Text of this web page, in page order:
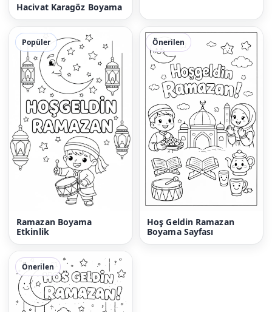
Hacivat Karagöz Boyama
Popüler
Ramazan Boyama
Etkinlik
Önerilen
Hoş Geldin Ramazan
Boyama Sayfası
Önerilen